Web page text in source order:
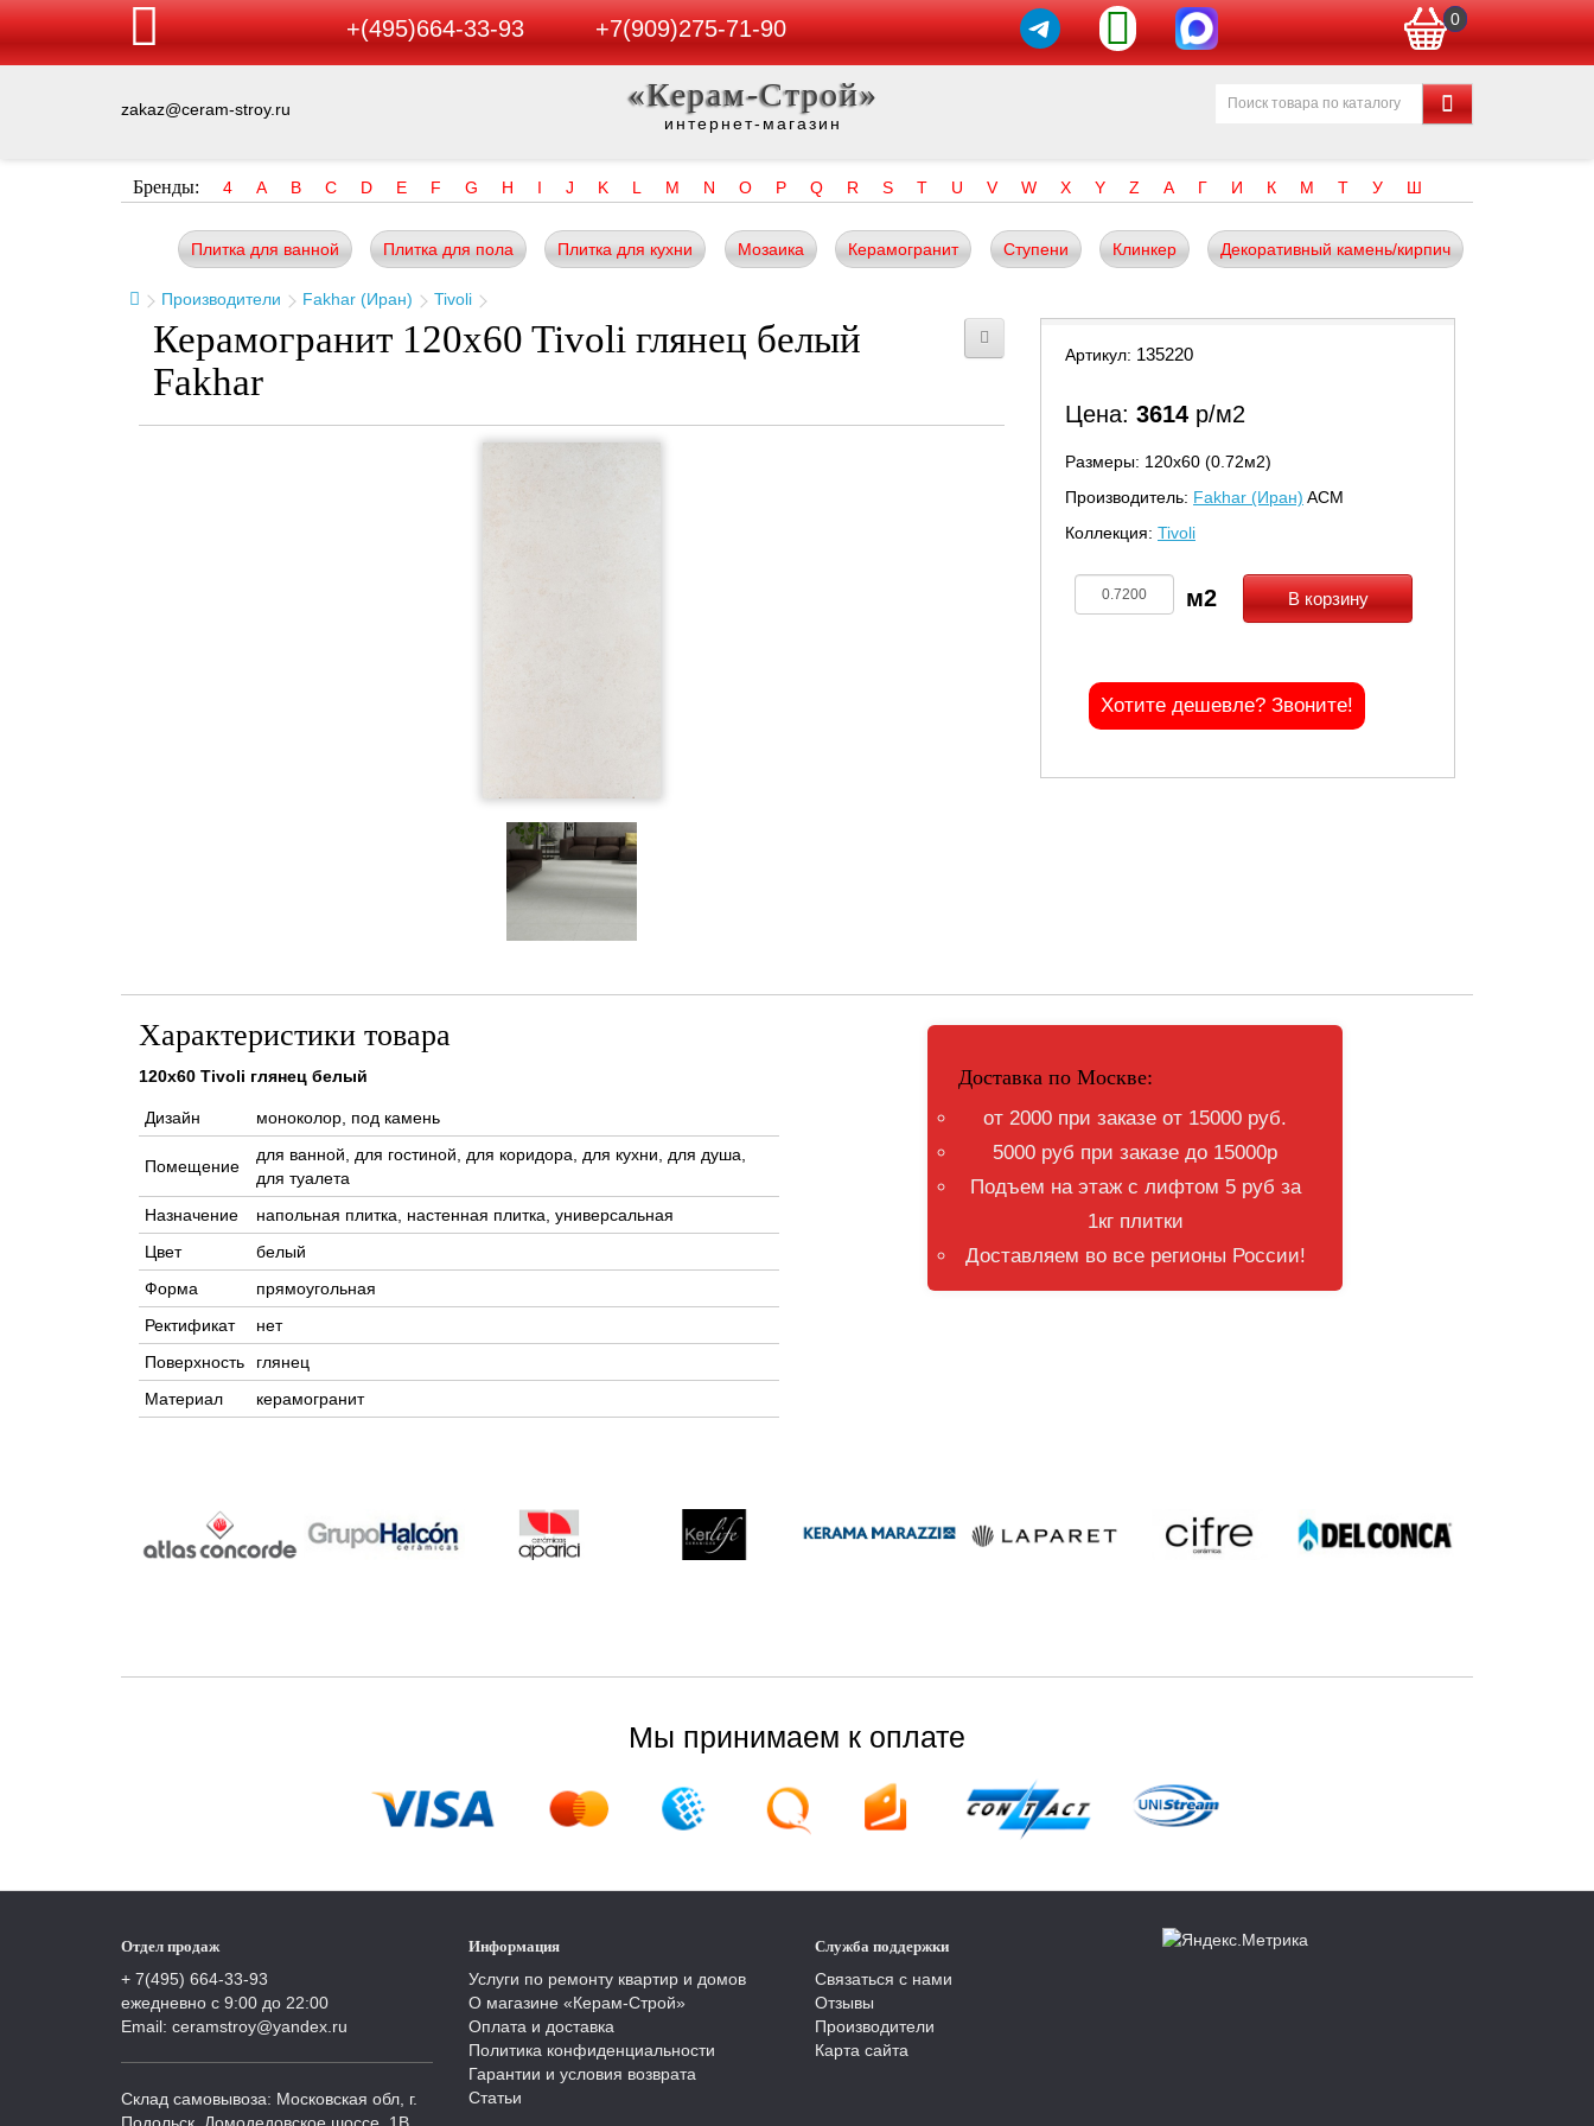
+(495)664-33-93 +7(909)275-71-90 0
zakaz@ceram-stroy.ru «Керам-Строй»
интернет-магазин
Бренды: 4 A B C D E F G H I J K L M N O P Q R S T U V W X Y Z А Г И К М Т У Ш
Плитка для ванной Плитка для пола Плитка для кухни Мозаика Керамогранит Ступени Клинкер Декоративный камень/кирпич
Производители Fakhar (Иран) Tivoli
Керамогранит 120x60 Tivoli глянец белый
Fakhar
Артикул: 135220
Цена: 3614 р/м2
Размеры: 120х60 (0.72м2)
Производитель: Fakhar (Иран) ACM
Коллекция: Tivoli
В корзину
Хотите дешевле? Звоните!
Характеристики товара
120x60 Tivoli глянец белый
Дизайн моноколор, под камень
Помещение
для ванной, для гостиной, для коридора, для кухни, для душа,
для туалета
Назначение
напольная плитка, настенная плитка, универсальная
Цвет
белый
Форма
прямоугольная
Ректификат
нет
Поверхность
глянец
Материал
керамогранит
Доставка по Москве:
от 2000 при заказе от 15000 руб.
5000 руб при заказе до 15000р
Подъем на этаж с лифтом 5 руб за
1кг плитки
Доставляем во все регионы России!
Мы принимаем к оплате
Отдел продаж
+ 7(495) 664-33-93
ежедневно с 9:00 до 22:00
Email: ceramstroy@yandex.ru
Склад самовывоза: Московская обл, г.
Информация
Услуги по ремонту квартир и домов
О магазине «Керам-Строй»
Оплата и доставка
Политика конфиденциальности
Гарантии и условия возврата
Статьи
Служба поддержки
Связаться с нами
Отзывы
Производители
Карта сайта